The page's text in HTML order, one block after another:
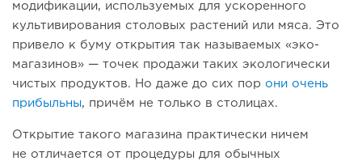
модификации, используемых для ускоренного
культивирования столовых растений или мяса. Это
привело к буму открытия так называемых «эко-
магазинов» — точек продажи таких экологически
чистых продуктов. Но даже до сих пор они очень
прибыльны, причём не только в столицах.
Открытие такого магазина практически ничем
не отличается от процедуры для обычных